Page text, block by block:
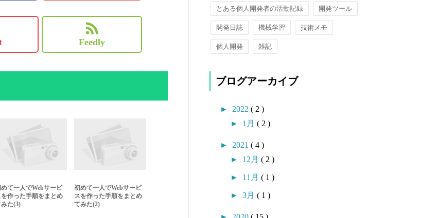
Feedly
て一人でWebサービ
を作った手順をまとめ
た(3)
初めて一人でWebサービ
スを作った手順をまとめ
てみた(2)
とある個人開発者の活動記録 開発ツール
開発日誌 機械学習 技術メモ
個人開発 雑記
ブログアーカイブ
► 2022 ( 2 )
► 1月 ( 2 )
► 2021 ( 4 )
► 12月 ( 2 )
► 11月 ( 1 )
► 3月 ( 1 )